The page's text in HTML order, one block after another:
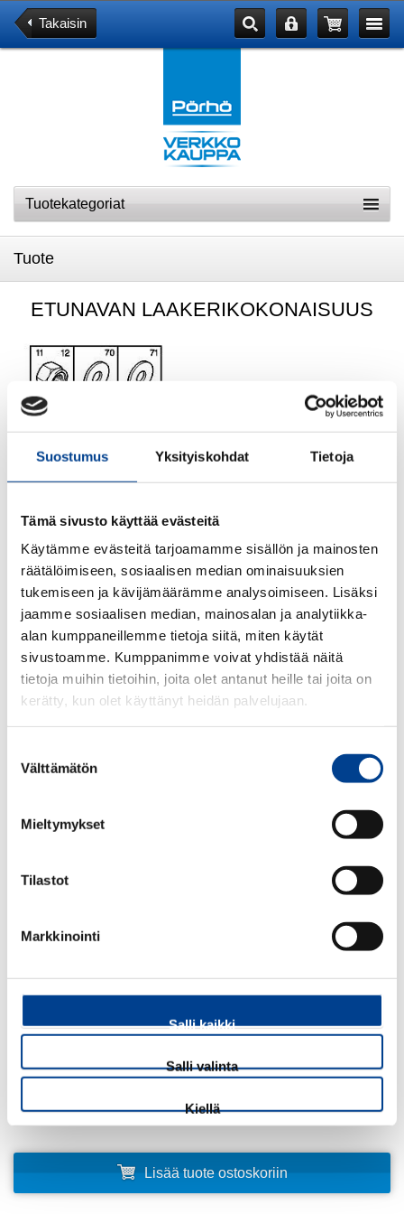
Suostumus Yksityiskohdat Tietoja
Tämä sivusto käyttää evästeitä
Käytämme evästeitä tarjoamamme sisällön ja mainosten
räätälöimiseen, sosiaalisen median ominaisuuksien
tukemiseen ja kävijämäärämme analysoimiseen. Lisäksi
jaamme sosiaalisen median, mainosalan ja analytiikka-
alan kumppaneillemme tietoja siitä, miten käytät
sivustoamme. Kumppanimme voivat yhdistää näitä
tietoja muihin tietoihin, joita olet antanut heille tai joita on
kerätty, kun olet käyttänyt heidän palvelujaan.
valinta
Välttämätön
Mieltymykset
Tilastot
Markkinointi
Salli kaikki
Salli valinta
Kiellä
Takaisin
Tuotekategoriat
Tuote
ETUNAVAN LAAKERIKOKONAISUUS
TARJOUS
39,00€
kpl
Lisää tuote ostoskoriin